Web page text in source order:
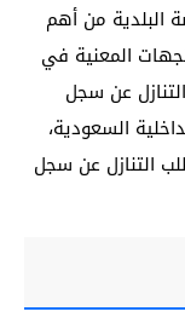
البلدية من أهم
المعنية في
عن سجل
السعودية،
التنازل عن سجل